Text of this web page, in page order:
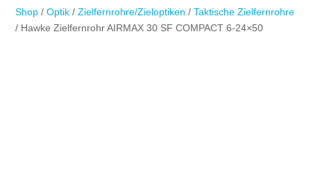
Shop /Optik /Zielfernrohre/Zieloptiken /Taktische Zielfernrohre
/ Hawke Zielfernrohr AIRMAX 30 SF COMPACT 6-24×50